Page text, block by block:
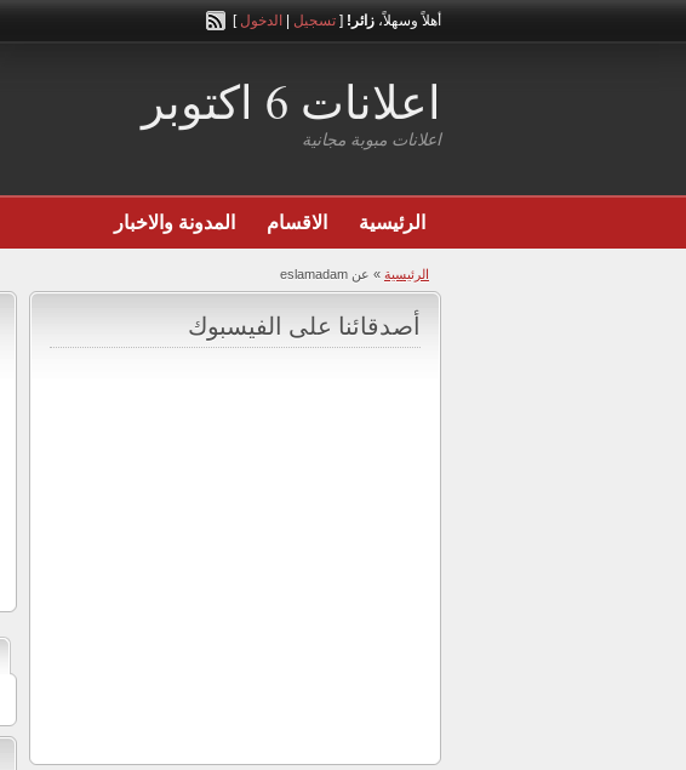
أهلاً وسهلاً، زائر! [ تسجيل الدخول ]
اعلانات 6 اكتوبر
اعلانات مبوبة مجانية
الرئيسية الاقسام المدونة والاخبار
الرئيسية » عن eslamadam
أصدقائنا على الفيسبوك